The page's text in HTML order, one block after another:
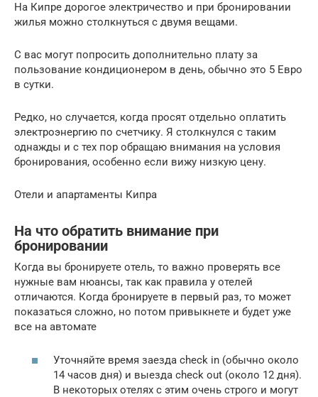
На Кипре дорогое электричество и при бронировании
жилья можно столкнуться с двумя вещами.
С вас могут попросить дополнительно плату за
пользование кондиционером в день, обычно это 5 Евро
в сутки.
Редко, но случается, когда просят отдельно оплатить
электроэнергию по счетчику. Я столкнулся с таким
однажды и с тех пор обращаю внимания на условия
бронирования, особенно если вижу низкую цену.
Отели и апартаменты Кипра
На что обратить внимание при
бронировании
Когда вы бронируете отель, то важно проверять все
нужные вам нюансы, так как правила у отелей
отличаются. Когда бронируете в первый раз, то может
показаться сложно, но потом привыкнете и будет уже
все на автомате
Уточняйте время заезда check in (обычно около
14 часов дня) и выезда check out (около 12 дня).
В некоторых отелях с этим очень строго и могут